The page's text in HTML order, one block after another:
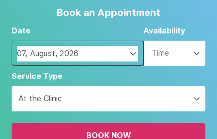
Book an Appointment
Date
Navigate
forward
interact
with
the
Availability
Time
Service Type
At the Clinic
BOOK NOW